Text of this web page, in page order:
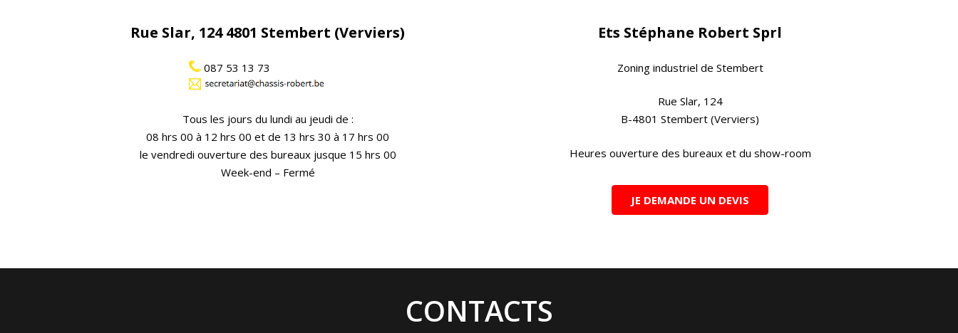
Rue Slar, 124 4801 Stembert (Verviers)
087 53 13 73
Tous les jours du lundi au jeudi de :
08 hrs 00 à 12 hrs 00 et de 13 hrs 30 à 17 hrs 00
le vendredi ouverture des bureaux jusque 15 hrs 00
Week-end – Fermé
Ets Stéphane Robert Sprl
Zoning industriel de Stembert
Rue Slar, 124
B-4801 Stembert (Verviers)
Heures ouverture des bureaux et du show-room
JE DEMANDE UN DEVIS
CONTACTS